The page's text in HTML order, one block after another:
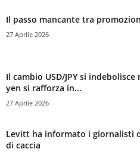
Il passo mancante tra
27 Aprile 2026
Il cambio USD/JPY si
yen si rafforza in...
27 Aprile 2026
Levitt ha informato i giornalisti
di caccia